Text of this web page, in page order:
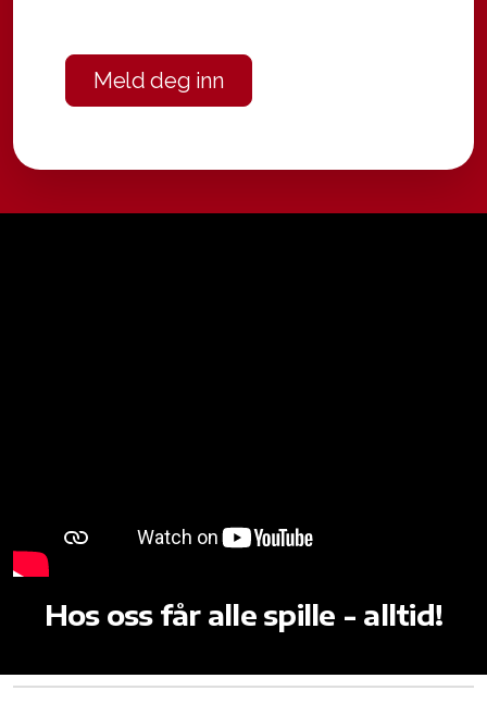
Meld deg inn
Hos oss får alle spille - alltid!